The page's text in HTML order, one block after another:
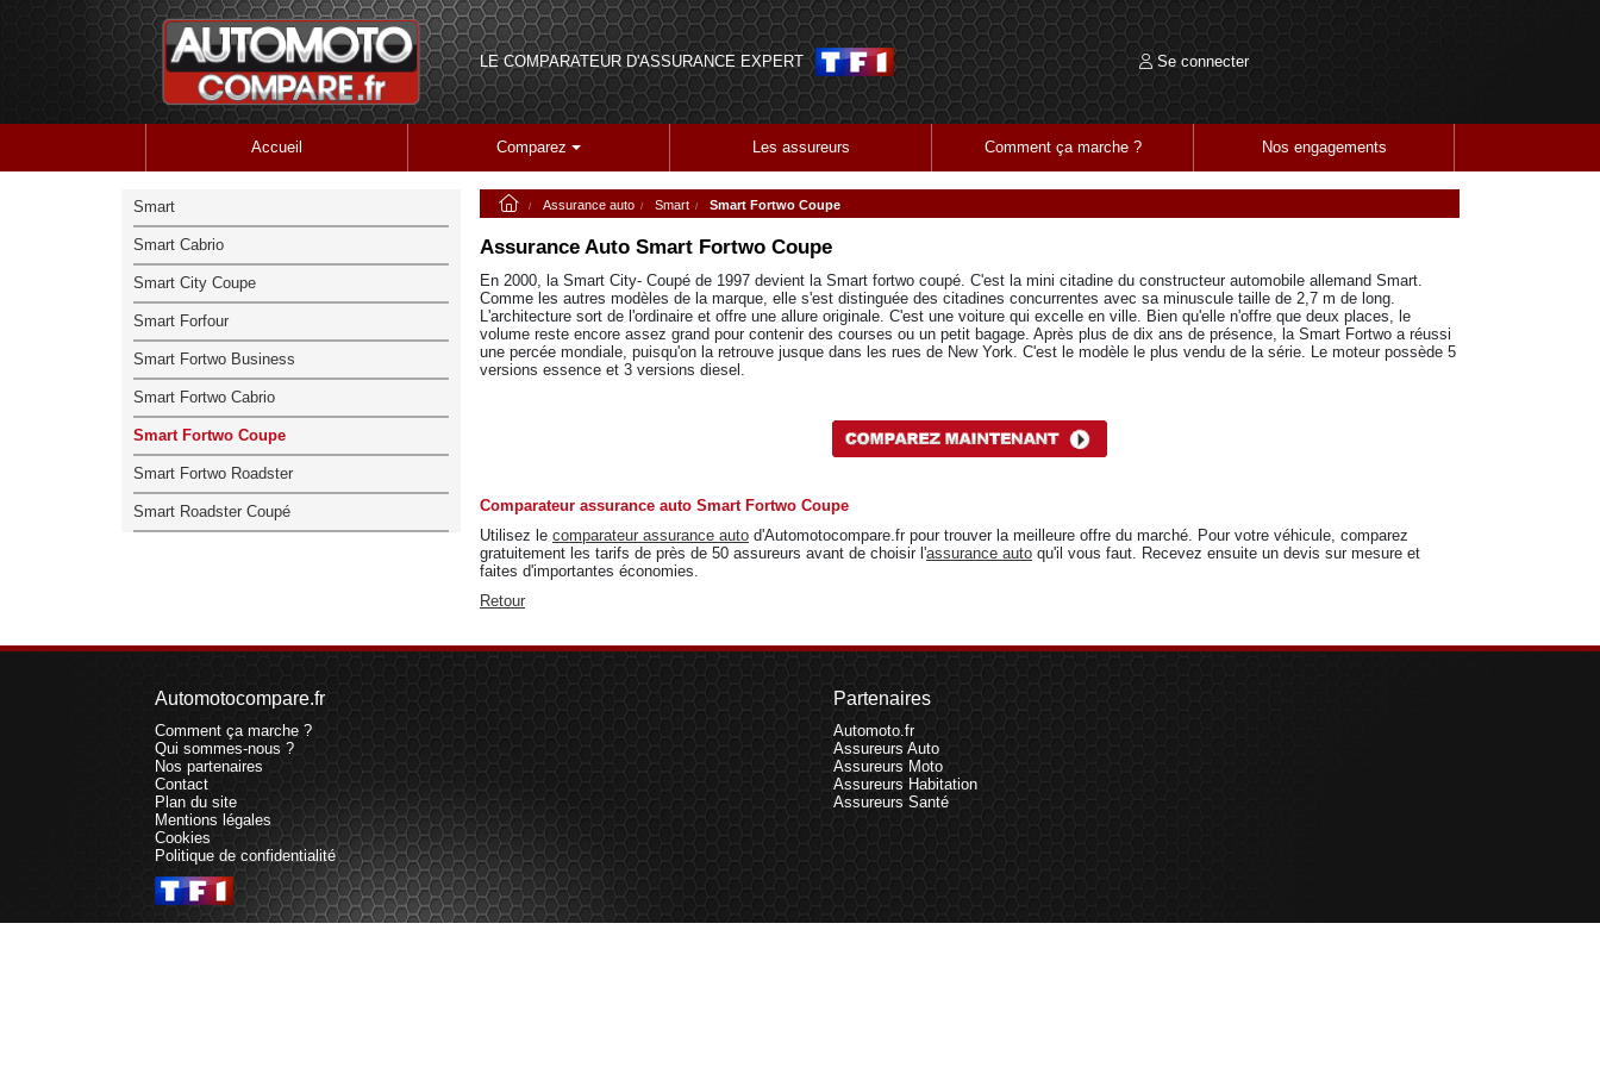
LE COMPARATEUR D'ASSURANCE EXPERT Se connecter
Accueil Comparez Les assureurs Comment ça marche ? Nos engagements
Assurance auto Smart Smart Fortwo Coupe
Assurance Auto Smart Fortwo Coupe
En 2000, la Smart City- Coupé de 1997 devient la Smart fortwo coupé. C'est la mini citadine du constructeur automobile allemand Smart.
Comme les autres modèles de la marque, elle s'est distinguée des citadines concurrentes avec sa minuscule taille de 2,7 m de long.
L'architecture sort de l'ordinaire et offre une allure originale. C'est une voiture qui excelle en ville. Bien qu'elle n'offre que deux places, le
volume reste encore assez grand pour contenir des courses ou un petit bagage. Après plus de dix ans de présence, la Smart Fortwo a réussi
une percée mondiale, puisqu'on la retrouve jusque dans les rues de New York. C'est le modèle le plus vendu de la série. Le moteur possède 5
versions essence et 3 versions diesel.
Comparateur assurance auto Smart Fortwo Coupe
Utilisez le comparateur assurance auto d'Automotocompare.fr pour trouver la meilleure offre du marché. Pour votre véhicule, comparez
gratuitement les tarifs de près de 50 assureurs avant de choisir l'assurance auto qu'il vous faut. Recevez ensuite un devis sur mesure et
faites d'importantes économies.
Retour
Smart
Smart Cabrio
Smart City Coupe
Smart Forfour
Smart Fortwo Business
Smart Fortwo Cabrio
Smart Fortwo Coupe
Smart Fortwo Roadster
Smart Roadster Coupé
Automotocompare.fr
Comment ça marche ?
Qui sommes-nous ?
Nos partenaires
Contact
Plan du site
Mentions légales
Cookies
Politique de confidentialité
Partenaires
Automoto.fr
Assureurs Auto
Assureurs Moto
Assureurs Habitation
Assureurs Santé